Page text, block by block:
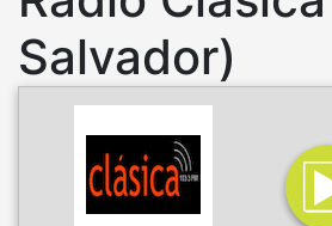
Salvador)